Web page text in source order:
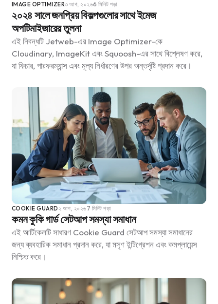
IMAGE OPTIMIZER৩ আগ, ২০২৬6 মিনিট পড়া
২০২৪ সালে জনপ্রিয় বিকল্পগুলোর সাথে ইমেজ
অপটিমাইজারের তুলনা
এই নিবন্ধটি Jetweb-এর Image Optimizer-কে
Cloudinary, ImageKit এবং Squoosh-এর সাথে বিশ্লেষণ করে,
যা ফিচার, পারফরম্যান্স এবং মূল্য নির্ধারণের উপর অন্তর্দৃষ্টি প্রদান করে।
COOKIE GUARD ২ আগ, ২০২৬7 মিনিট পড়া
কমন কুকি গার্ড সেটআপ সমস্যা সমাধান
এই আর্টিকেলটি সাধারণ Cookie Guard সেটআপ সমস্যা সমাধানের
জন্য ব্যবহারিক সমাধান প্রদান করে, যা মসৃণ ইন্টিগ্রেশন এবং কমপ্লায়েন্স
নিশ্চিত করে।